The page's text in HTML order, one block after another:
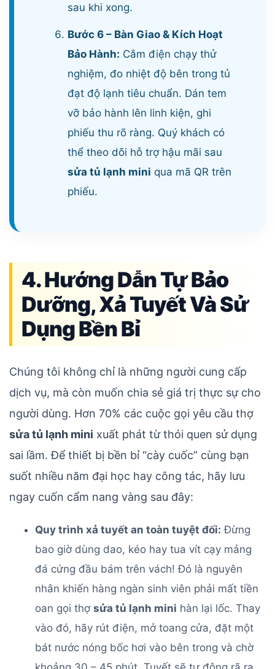
sau khi xong.
Bước 6 – Bàn Giao & Kích Hoạt
Bảo Hành: Cắm điện chạy thử
nghiệm, đo nhiệt độ bên trong tủ
đạt độ lạnh tiêu chuẩn. Dán tem
vỡ bảo hành lên linh kiện, ghi
phiếu thu rõ ràng. Quý khách có
thể theo dõi hỗ trợ hậu mãi sau
sửa tủ lạnh mini qua mã QR trên
phiếu.
4. Hướng Dẫn Tự Bảo
Dưỡng, Xả Tuyết Và Sử
Dụng Bền Bỉ
Chúng tôi không chỉ là những người cung cấp
dịch vụ, mà còn muốn chia sẻ giá trị thực sự cho
người dùng. Hơn 70% các cuộc gọi yêu cầu thợ
sửa tủ lạnh mini xuất phát từ thói quen sử dụng
sai lầm. Để thiết bị bền bỉ “cày cuốc” cùng bạn
suốt nhiều năm đại học hay công tác, hãy lưu
ngay cuốn cẩm nang vàng sau đây:
Quy trình xả tuyết an toàn tuyệt đối: Đừng
bao giờ dùng dao, kéo hay tua vít cạy mảng
đá cứng đầu bám trên vách! Đó là nguyên
nhân khiến hàng ngàn sinh viên phải mất tiền
oan gọi thợsửa tủ lạnh mini hàn lại lốc. Thay
vào đó, hãy rút điện, mở toang cửa, đặt một
bát nước nóng bốc hơi vào bên trong và chờ